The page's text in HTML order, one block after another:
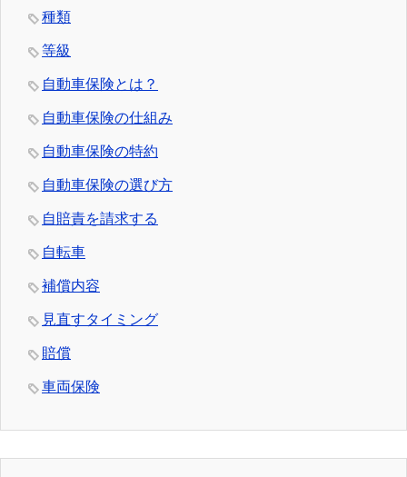
種類
等級
自動車保険とは？
自動車保険の仕組み
自動車保険の特約
自動車保険の選び方
自賠責を請求する
自転車
補償内容
見直すタイミング
賠償
車両保険